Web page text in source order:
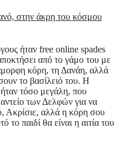
ήταν free online spades
από το γάμο του με
κόρη, τη Δανάη, αλλά
το βασίλειό του. Η
ήταν τόσο μεγάλη, που
των Δελφών για να
Ακρίσιε, αλλά η κόρη σου
το παιδί θα είναι η αιτία του